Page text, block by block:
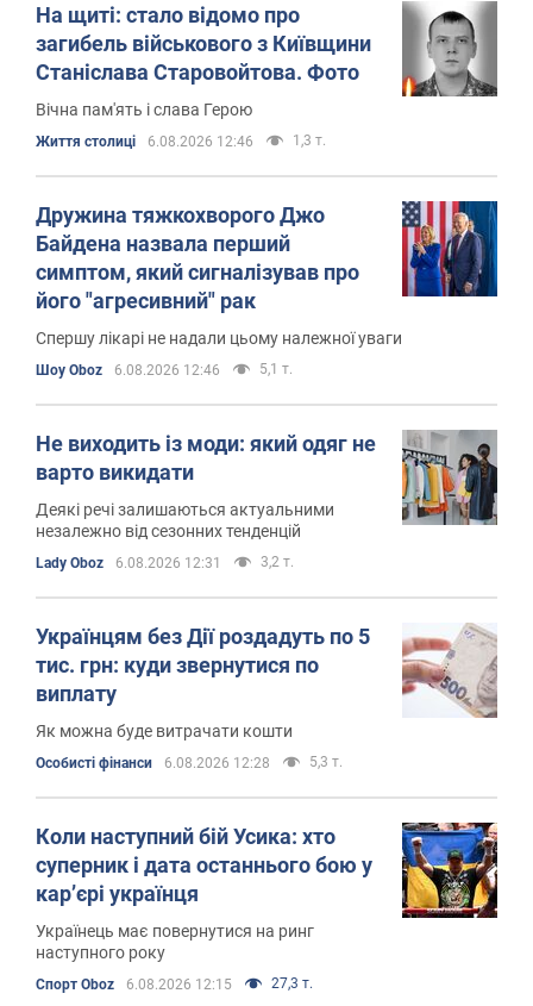
На щиті: стало відомо про
загибель військового з Київщини
Станіслава Старовойтова. Фото
Вічна пам'ять і слава Герою
Життя столиці 6.08.2026 12:46 1,3 т.
Дружина тяжкохворого Джо
Байдена назвала перший
симптом, який сигналізував про
його "агресивний" рак
Спершу лікарі не надали цьому належної уваги
Шоу Oboz 6.08.2026 12:46 5,1 т.
Не виходить із моди: який одяг не
варто викидати
Деякі речі залишаються актуальними
незалежно від сезонних тенденцій
Lady Oboz 6.08.2026 12:31 3,2 т.
Українцям без Дії роздадуть по 5
тис. грн: куди звернутися по
виплату
Як можна буде витрачати кошти
Особисті фінанси 6.08.2026 12:28 5,3 т.
Коли наступний бій Усика: хто
суперник і дата останнього бою у
кар’єрі українця
Українець має повернутися на ринг
наступного року
Спорт Oboz 6.08.2026 12:15 27,3 т.